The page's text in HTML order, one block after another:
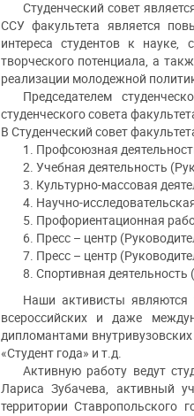
Студенческий совет
ССУ факультета является
интереса студентов к
творческого потенциала, а
реализации молодежной
Председателем
студенческого совета
В Студенческий совет
Профсоюзная
Учебная деятельность
Культурно-массовая
Научно-
Профориентационная
Пресс – центр
Пресс – центр
Спортивная
Наши активисты являются
всероссийских и даже
дипломантами
«Студент года» и т.д.
Активную работу ведут
Лариса Зубачева, активный
территории Ставропольского